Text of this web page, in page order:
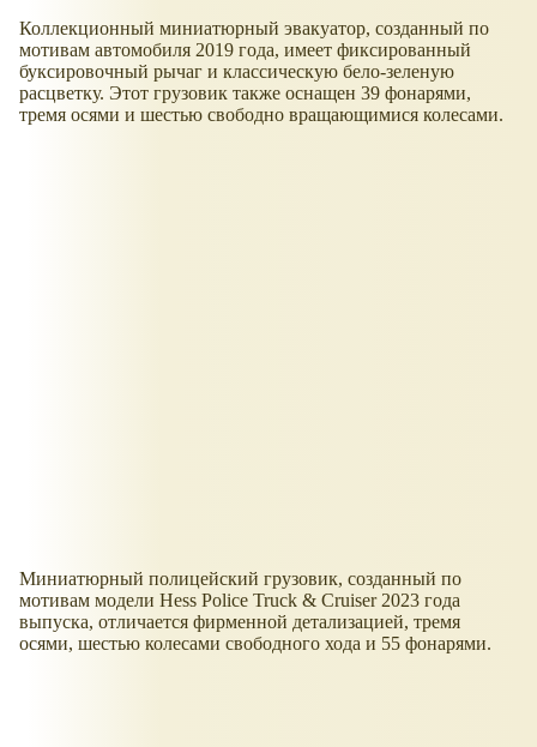
Коллекционный миниатюрный эвакуатор, созданный по
мотивам автомобиля 2019 года, имеет фиксированный
буксировочный рычаг и классическую бело-зеленую
расцветку. Этот грузовик также оснащен 39 фонарями,
тремя осями и шестью свободно вращающимися колесами.
Миниатюрный полицейский грузовик, созданный по
мотивам модели Hess Police Truck & Cruiser 2023 года
выпуска, отличается фирменной детализацией, тремя
осями, шестью колесами свободного хода и 55 фонарями.